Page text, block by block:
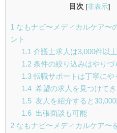
目次 [非表示]
1 なもナビ〜メディカルケア〜
ント
1.1 介護士求人は3,000件以上
1.2条件の絞り込みはやりづ
1.3転職サポートは丁寧にや
1.4希望の求人を見つけてき
1.5友人を紹介すると30,000
1.6出張面談も可能
2 なもナビ〜メディカルケア〜